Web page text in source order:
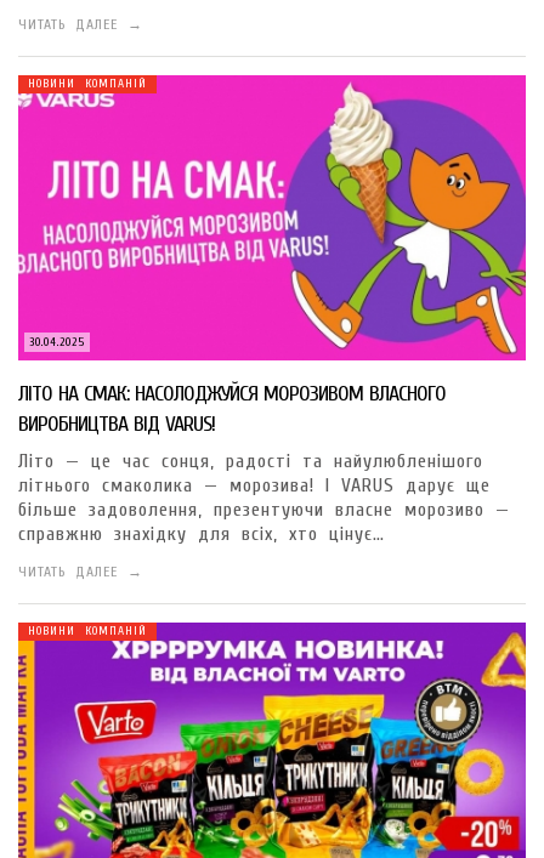
ЧИТАТЬ ДАЛЕЕ →
30.04.2025
НОВИНИ КОМПАНІЙ
ЛІТО НА СМАК: НАСОЛОДЖУЙСЯ МОРОЗИВОМ ВЛАСНОГО
ВИРОБНИЦТВА ВІД VARUS!
Літо — це час сонця, радості та найулюбленішого
літнього смаколика — морозива! І VARUS дарує ще
більше задоволення, презентуючи власне морозиво —
справжню знахідку для всіх, хто цінує…
ЧИТАТЬ ДАЛЕЕ →
НОВИНИ КОМПАНІЙ